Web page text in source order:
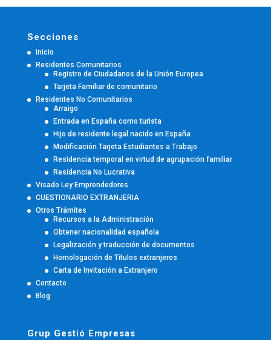
Secciones
Inicio
Residentes Comunitarios
Registro de Ciudadanos de la Unión Europea
Tarjeta Familiar de comunitario
Residentes No Comunitarios
Arraigo
Entrada en España como turista
Hijo de residente legal nacido en España
Modificación Tarjeta Estudiantes a Trabajo
Residencia temporal en virtud de agrupación familiar
Residencia No Lucrativa
Visado Ley Emprendedores
CUESTIONARIO EXTRANJERIA
Otros Trámites
Recursos a la Administración
Obtener nacionalidad española
Legalización y traducción de documentos
Homologación de Títulos extranjeros
Carta de Invitación a Extranjero
Contacto
Blog
Grup Gestió Empresas